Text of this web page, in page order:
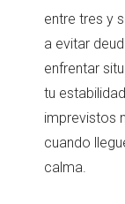
entre tres y
a evitar
enfrentar
tu
imprevistos
cuando
calma.